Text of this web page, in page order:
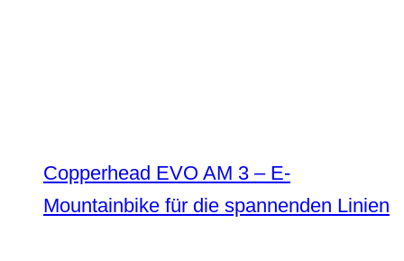
Copperhead EVO AM 3 – E-
Mountainbike für die spannenden Linien